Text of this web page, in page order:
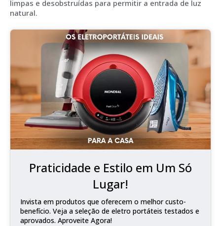
limpas e desobstruídas para permitir a entrada de luz
natural.
Praticidade e Estilo em Um Só
Lugar!
Invista em produtos que oferecem o melhor custo-
benefício. Veja a seleção de eletro portáteis testados e
aprovados. Aproveite Agora!